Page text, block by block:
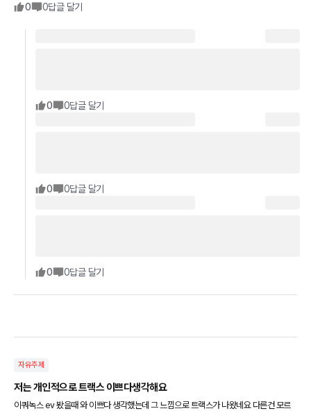
0 0답글 달기
0 0답글 달기
0 0답글 달기
0 0답글 달기
자유주제
저는 개인적으로 트랙스 이쁘다생각해요
이쿼녹스 ev 봤을때 와 이쁘다 생각했는데 그 느낌으로 트랙스가 나왔네요 다른건 모르